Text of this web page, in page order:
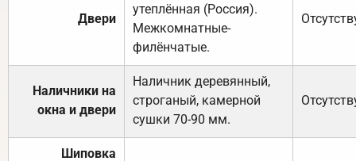
Двери
утеплённая (Россия).
Межкомнатные-
филёнчатые.
Наличники на
окна и двери
Наличник деревянный,
строганый, камерной
сушки 70-90 мм.
Шиповка